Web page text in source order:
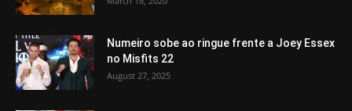
Numeiro sobe ao ringue frente a Joey Essex
no Misfits 22
August 27, 2025